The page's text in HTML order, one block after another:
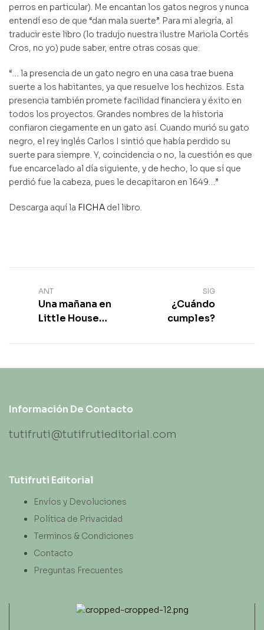
perros en particular). Me encantan los gatos negros y nunca
entendí eso de que “dan mala suerte”. Para mi alegría, al
traducir este libro (lo tradujo nuestra ilustre Mariola Cortés
Cros, no yo) pude saber, entre otras cosas que:
“… la presencia de un gato negro en una casa trae buena
suerte a los habitantes, ya que resuelve los hechizos. Esta
presencia también promete facilidad financiera y éxito en
todos los proyectos. Grandes nombres de la historia
confiaron ciegamente en un gato así. Cuando murió su gato
negro, el rey inglés Carlos I sintió que había perdido su
suerte para siempre. Y, coincidencia o no, la cuestión es que
fue encarcelado al día siguiente, y de hecho, lo que sí que
perdió fue la cabeza, pues le decapitaron en 1649…”
Descarga aquí la FICHA del libro.
ANT
Una mañana en
Little House
SIG
¿Cuándo
cumples?
Información De Contacto
tutifruti@tutifrutieditorial.com
Tutifruti Editorial
Envíos y Devoluciones
Política de Privacidad
Terminos & Condiciones
Contacto
Preguntas Frecuentes